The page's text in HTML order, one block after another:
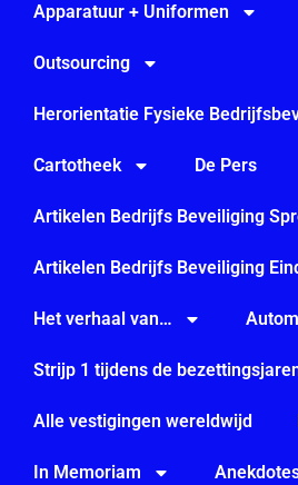
Apparatuur + Uniformen
Outsourcing
Herorientatie Fysieke
Cartotheek De Pers
Artikelen Bedrijfs Beveiliging
Artikelen Bedrijfs Beveiliging
Het verhaal van…
Strijp 1 tijdens de
Alle vestigingen wereldwijd
In Memoriam